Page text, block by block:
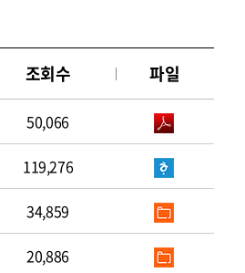
조회수 파일
50,066
119,276
34,859
20,886